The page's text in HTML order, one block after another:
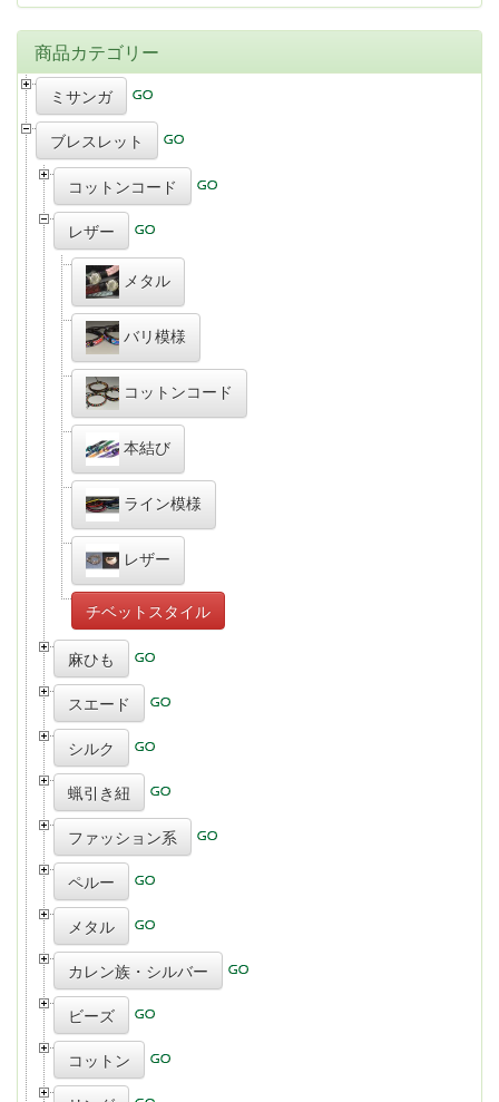
商品カテゴリー
ミサンガ
ブレスレット
コットンコード
レザー
メタル
バリ模様
コットンコード
本結び
ライン模様
レザー
チベットスタイル
麻ひも
スエード
シルク
蝋引き紐
ファッション系
ペルー
メタル
カレン族・シルバー
ビーズ
コットン